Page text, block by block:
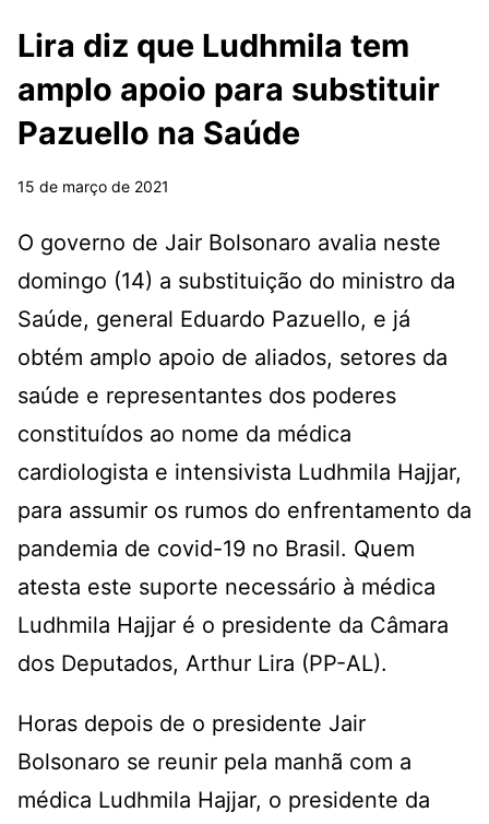
Lira diz que Ludhmila tem
amplo apoio para substituir
Pazuello na Saúde
15 de março de 2021
O governo de Jair Bolsonaro avalia neste
domingo (14) a substituição do ministro da
Saúde, general Eduardo Pazuello, e já
obtém amplo apoio de aliados, setores da
saúde e representantes dos poderes
constituídos ao nome da médica
cardiologista e intensivista Ludhmila Hajjar,
para assumir os rumos do enfrentamento da
pandemia de covid-19 no Brasil. Quem
atesta este suporte necessário à médica
Ludhmila Hajjar é o presidente da Câmara
dos Deputados, Arthur Lira (PP-AL).
Horas depois de o presidente Jair
Bolsonaro se reunir pela manhã com a
médica Ludhmila Hajjar, o presidente da